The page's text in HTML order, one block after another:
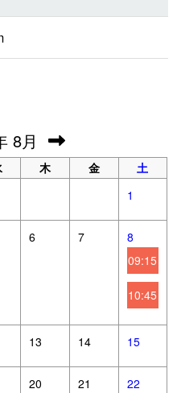
8月
木 金
土
1
6 7
8
09:15
10:45
13 14 15
20 21 22